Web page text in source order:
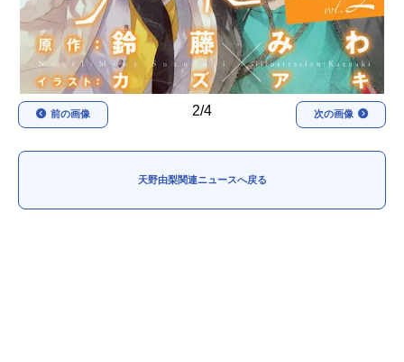
FOLLOW US
2/4
前の画像 次の画像
天野由梨関連ニュースへ戻る